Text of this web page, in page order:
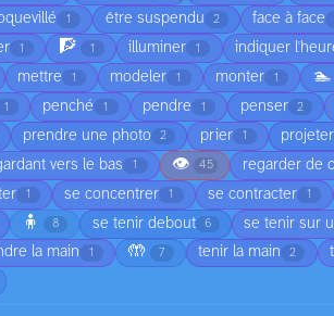
1 être suspendu 2 face à face
1 🧗 1 illuminer 1 indiquer
mettre 1 modeler 1 monter 1 🏊
1 penché 1 pendre 1 penser 2
prendre une photo 2 prier 1
vers le bas 1 👁️ 45 regarder de
1 se concentrer 1 se contracter 1
🧍 8 se tenir debout 6 se tenir sur
la main 1 🤲 7 tenir la main 2